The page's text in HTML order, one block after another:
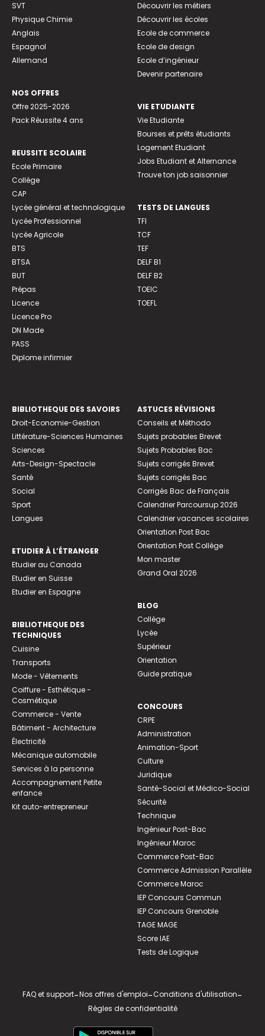
SVT
Physique Chimie
Anglais
Espagnol
Allemand
NOS OFFRES
Offre 2025-2026
Pack Réussite 4 ans
REUSSITE SCOLAIRE
Ecole Primaire
Collège
CAP
Lycée général et technologique
Lycée Professionnel
Lycée Agricole
BTS
BTSA
BUT
Prépas
Licence
Licence Pro
DN Made
PASS
Diplome infirmier
Découvrir les métiers
Découvrir les écoles
Ecole de commerce
Ecole de design
Ecole d’ingénieur
Devenir partenaire
VIE ETUDIANTE
Vie Etudiante
Bourses et prêts étudiants
Logement Etudiant
Jobs Etudiant et Alternance
Trouve ton job saisonnier
TESTS DE LANGUES
TFI
TCF
TEF
DELF B1
DELF B2
TOEIC
TOEFL
BIBLIOTHEQUE DES SAVOIRS
Droit-Economie-Gestion
Littérature-Sciences Humaines
Sciences
Arts-Design-Spectacle
Santé
Social
Sport
Langues
ETUDIER À L’ÉTRANGER
Etudier au Canada
Etudier en Suisse
Etudier en Espagne
BIBLIOTHEQUE DES
TECHNIQUES
Cuisine
Transports
Mode - Vêtements
Coiffure - Esthétique -
Cosmétique
Commerce - Vente
Bâtiment - Architecture
Électricité
Mécanique automobile
Services à la personne
Accompagnement Petite
enfance
Kit auto-entrepreneur
ASTUCES RÉVISIONS
Conseils et Méthodo
Sujets probables Brevet
Sujets Probables Bac
Sujets corrigés Brevet
Sujets corrigés Bac
Corrigés Bac de Français
Calendrier Parcoursup 2026
Calendrier vacances scolaires
Orientation Post Bac
Orientation Post Collège
Mon master
Grand Oral 2026
BLOG
Collège
Lycée
Supérieur
Orientation
Guide pratique
CONCOURS
CRPE
Administration
Animation-Sport
Culture
Juridique
Santé-Social et Médico-Social
Sécurité
Technique
Ingénieur Post-Bac
Ingénieur Maroc
Commerce Post-Bac
Commerce Admission Parallèle
Commerce Maroc
IEP Concours Commun
IEP Concours Grenoble
TAGE MAGE
Score IAE
Tests de Logique
FAQ et support-Nos offres d'emploi-Conditions d'utilisation-
Règles de confidentialité